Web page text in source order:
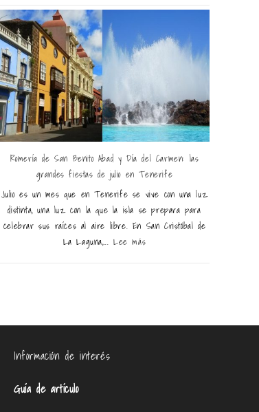
Romería de San Benito Abad y Día del Carmen: las
grandes fiestas de julio en Tenerife
Julio es un mes que en Tenerife se vive con una luz
distinta, una luz con la que la isla se prepara para
celebrar sus raíces al aire libre. En San Cristóbal de
La Laguna,...Lee más
Información de interés
Guía de artículo